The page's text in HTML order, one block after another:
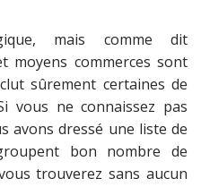
mais comme dit
moyens commerces sont
sûrement certaines de
vous ne connaissez pas
avons dressé une liste de
bon nombre de
trouverez sans aucun